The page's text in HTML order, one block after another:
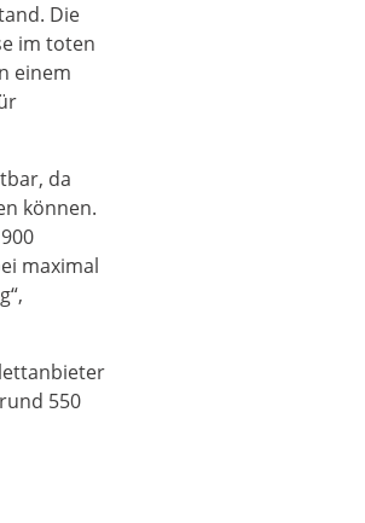
Die
im toten
einem
da
können.
maximal
550